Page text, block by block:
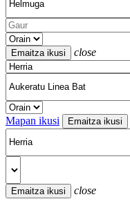
close
Mapan ikusi
close